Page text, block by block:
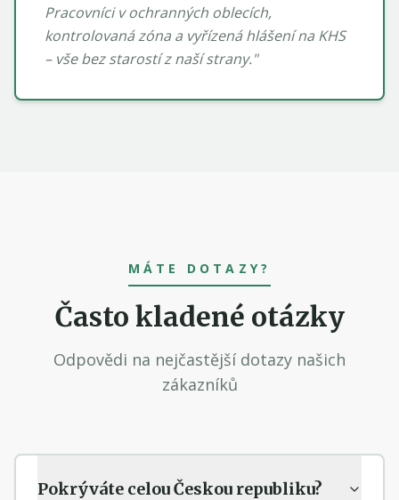
Pracovníci v ochranných oblecích,
kontrolovaná zóna a vyřízená hlášení na KHS
– vše bez starostí z naší strany."
MÁTE DOTAZY?
Často kladené otázky
Odpovědi na nejčastější dotazy našich
zákazníků
Pokrýváte celou Českou republiku?